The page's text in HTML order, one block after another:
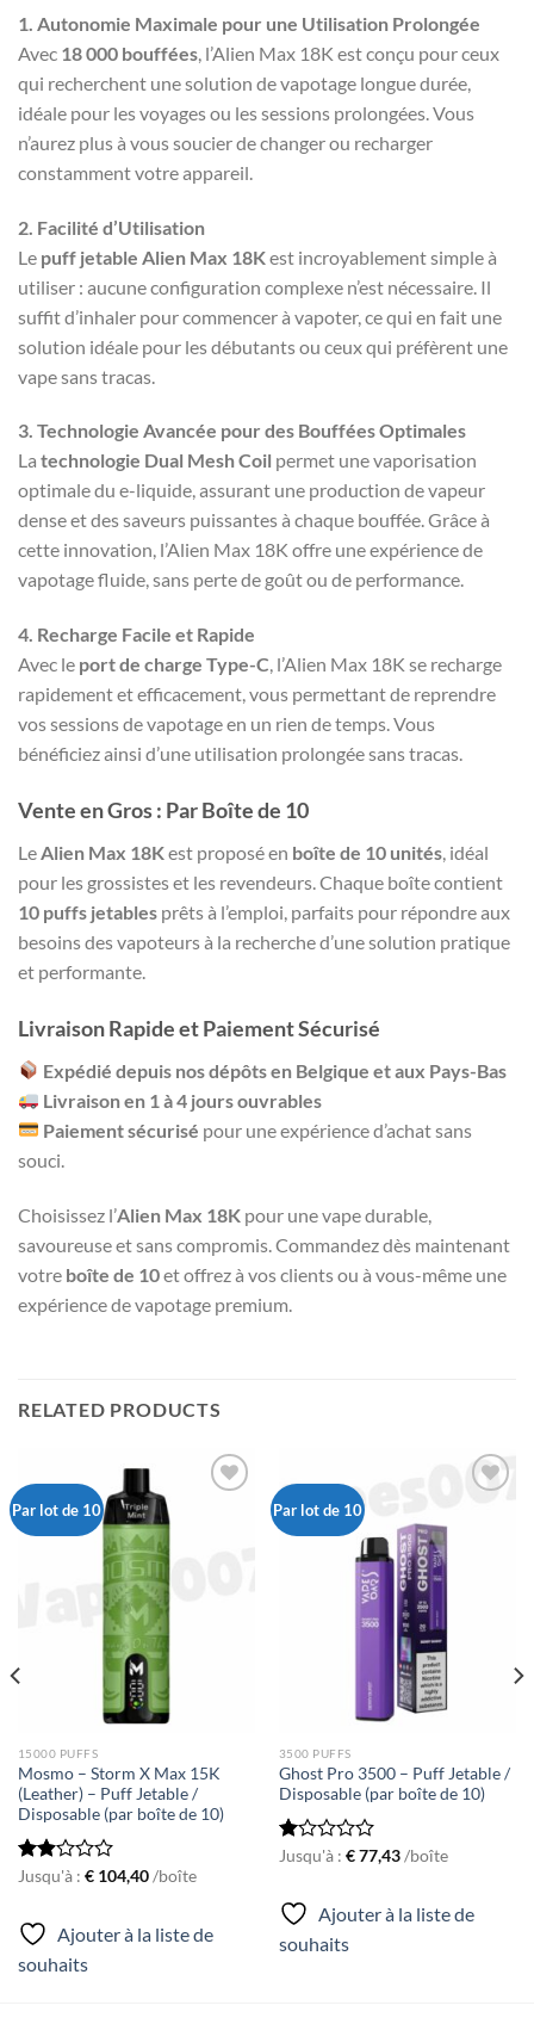
1. Autonomie Maximale pour une Utilisation Prolongée
Avec 18 000 bouffées, l’Alien Max 18K est conçu pour ceux
qui recherchent une solution de vapotage longue durée,
idéale pour les voyages ou les sessions prolongées. Vous
n’aurez plus à vous soucier de changer ou recharger
constamment votre appareil.
2. Facilité d’Utilisation
Le puff jetable Alien Max 18Kest incroyablement simple à
utiliser : aucune configuration complexe n’est nécessaire. Il
suffit d’inhaler pour commencer à vapoter, ce qui en fait une
solution idéale pour les débutants ou ceux qui préfèrent une
vape sans tracas.
3. Technologie Avancée pour des Bouffées Optimales
La technologie Dual Mesh Coil permet une vaporisation
optimale du e-liquide, assurant une production de vapeur
dense et des saveurs puissantes à chaque bouffée. Grâce à
cette innovation, l’Alien Max 18K offre une expérience de
vapotage fluide, sans perte de goût ou de performance.
4. Recharge Facile et Rapide
Avec le port de charge Type-C, l’Alien Max 18K se recharge
rapidement et efficacement, vous permettant de reprendre
vos sessions de vapotage en un rien de temps. Vous
bénéficiez ainsi d’une utilisation prolongée sans tracas.
Vente en Gros : Par Boîte de 10
LeAlien Max 18Kest proposé en boîte de 10 unités, idéal
pour les grossistes et les revendeurs. Chaque boîte contient
10 puffs jetables prêts à l’emploi, parfaits pour répondre aux
besoins des vapoteurs à la recherche d’une solution pratique
et performante.
Livraison Rapide et Paiement Sécurisé
Expédié depuis nos dépôts en Belgique et aux Pays-Bas
Livraison en 1 à 4 jours ouvrables
Paiement sécurisé pour une expérience d’achat sans
souci.
Choisissez l’Alien Max 18K pour une vape durable,
savoureuse et sans compromis. Commandez dès maintenant
votre boîte de 10et offrez à vos clients ou à vous-même une
expérience de vapotage premium.
RELATED PRODUCTS
Par lot de 10
15000 PUFFS
Mosmo – Storm X Max 15K
(Leather) – Puff Jetable /
Disposable (par boîte de 10)
Rated
of 5
Jusqu'à : €104,40/boîte
Ajouter à la liste de
souhaits
Par lot de 10
3500 PUFFS
Ghost Pro 3500 – Puff Jetable /
Disposable (par boîte de 10)
Rated
of
Jusqu'à : €77,43/boîte
Ajouter à la liste de
souhaits